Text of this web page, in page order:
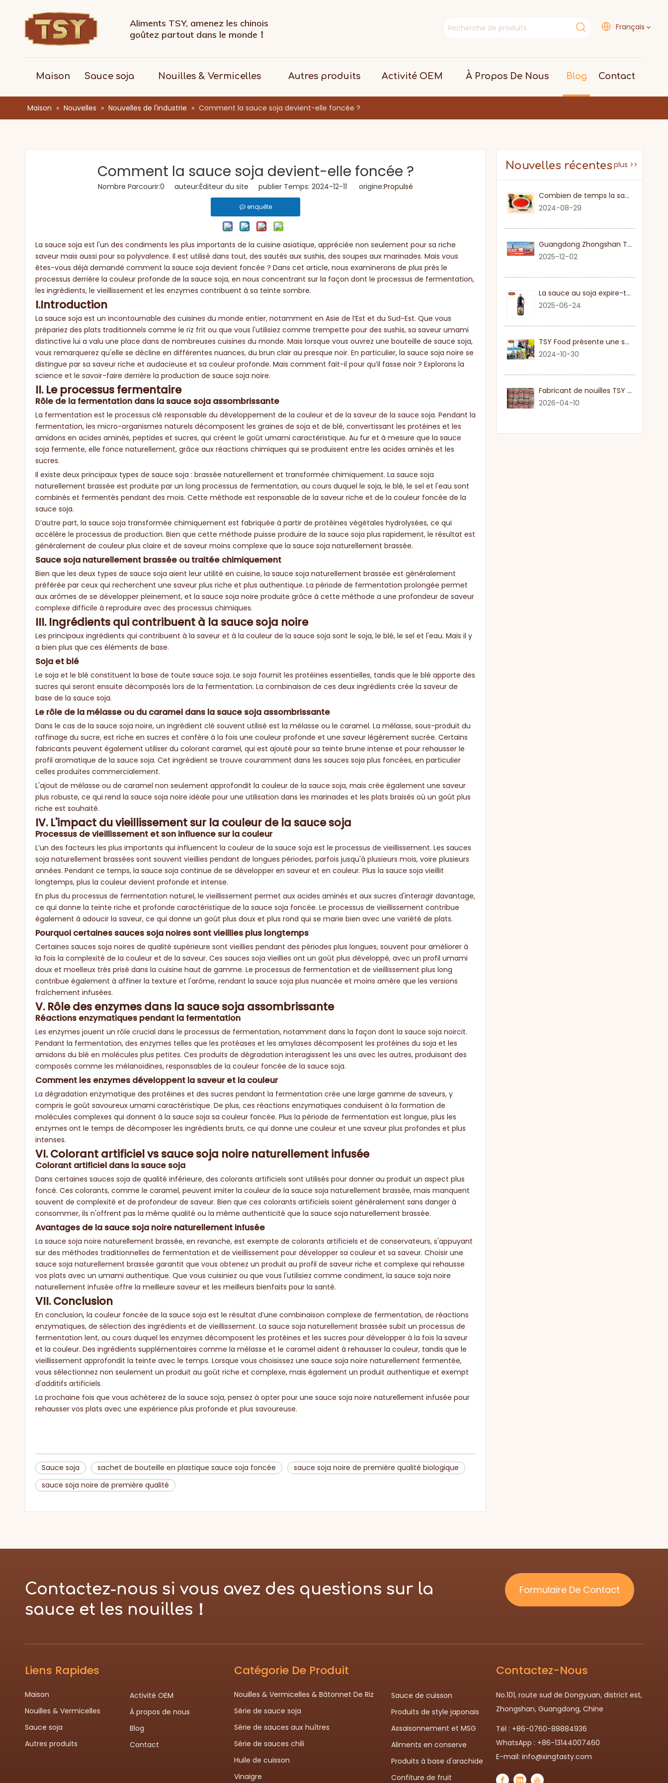
Aliments TSY, amenez les chinois
goûtez partout dans le monde！
Français
Maison Sauce soja Nouilles & Vermicelles Autres produits Activité OEM À Propos De Nous Blog Contact
Maison » Nouvelles » Nouvelles de l'industrie » Comment la sauce soja devient-elle foncée ?
Comment la sauce soja devient-elle foncée ?
Nombre Parcourir:0 auteur:Éditeur du site publier Temps: 2024-12-11 origine:Propulsé
enquête
La sauce soja est l'un des condiments les plus importants de la cuisine asiatique, appréciée non seulement pour sa riche
saveur mais aussi pour sa polyvalence. Il est utilisé dans tout, des sautés aux sushis, des soupes aux marinades. Mais vous
êtes-vous déjà demandé comment la sauce soja devient foncée ? Dans cet article, nous examinerons de plus près le
processus derrière la couleur profonde de la sauce soja, en nous concentrant sur la façon dont le processus de fermentation,
les ingrédients, le vieillissement et les enzymes contribuent à sa teinte sombre.
I.Introduction
La sauce soja est un incontournable des cuisines du monde entier, notamment en Asie de l’Est et du Sud-Est. Que vous
prépariez des plats traditionnels comme le riz frit ou que vous l'utilisiez comme trempette pour des sushis, sa saveur umami
distinctive lui a valu une place dans de nombreuses cuisines du monde. Mais lorsque vous ouvrez une bouteille de sauce soja,
vous remarquerez qu'elle se décline en différentes nuances, du brun clair au presque noir. En particulier, la sauce soja noire se
distingue par sa saveur riche et audacieuse et sa couleur profonde. Mais comment fait-il pour qu’il fasse noir ? Explorons la
science et le savoir-faire derrière la production de sauce soja noire.
II. Le processus fermentaire
Rôle de la fermentation dans la sauce soja assombrissante
La fermentation est le processus clé responsable du développement de la couleur et de la saveur de la sauce soja. Pendant la
fermentation, les micro-organismes naturels décomposent les graines de soja et de blé, convertissant les protéines et les
amidons en acides aminés, peptides et sucres, qui créent le goût umami caractéristique. Au fur et à mesure que la sauce
soja fermente, elle fonce naturellement, grâce aux réactions chimiques qui se produisent entre les acides aminés et les
sucres.
Il existe deux principaux types de sauce soja : brassée naturellement et transformée chimiquement. La sauce soja
naturellement brassée est produite par un long processus de fermentation, au cours duquel le soja, le blé, le sel et l'eau sont
combinés et fermentés pendant des mois. Cette méthode est responsable de la saveur riche et de la couleur foncée de la
sauce soja.
D’autre part, la sauce soja transformée chimiquement est fabriquée à partir de protéines végétales hydrolysées, ce qui
accélère le processus de production. Bien que cette méthode puisse produire de la sauce soja plus rapidement, le résultat est
généralement de couleur plus claire et de saveur moins complexe que la sauce soja naturellement brassée.
Sauce soja naturellement brassée ou traitée chimiquement
Bien que les deux types de sauce soja aient leur utilité en cuisine, la sauce soja naturellement brassée est généralement
préférée par ceux qui recherchent une saveur plus riche et plus authentique. La période de fermentation prolongée permet
aux arômes de se développer pleinement, et la sauce soja noire produite grâce à cette méthode a une profondeur de saveur
complexe difficile à reproduire avec des processus chimiques.
III. Ingrédients qui contribuent à la sauce soja noire
Les principaux ingrédients qui contribuent à la saveur et à la couleur de la sauce soja sont le soja, le blé, le sel et l'eau. Mais il y
a bien plus que ces éléments de base.
Soja et blé
Le soja et le blé constituent la base de toute sauce soja. Le soja fournit les protéines essentielles, tandis que le blé apporte des
sucres qui seront ensuite décomposés lors de la fermentation. La combinaison de ces deux ingrédients crée la saveur de
base de la sauce soja.
Le rôle de la mélasse ou du caramel dans la sauce soja assombrissante
Dans le cas de la sauce soja noire, un ingrédient clé souvent utilisé est la mélasse ou le caramel. La mélasse, sous-produit du
raffinage du sucre, est riche en sucres et confère à la fois une couleur profonde et une saveur légèrement sucrée. Certains
fabricants peuvent également utiliser du colorant caramel, qui est ajouté pour sa teinte brune intense et pour rehausser le
profil aromatique de la sauce soja. Cet ingrédient se trouve couramment dans les sauces soja plus foncées, en particulier
celles produites commercialement.
L'ajout de mélasse ou de caramel non seulement approfondit la couleur de la sauce soja, mais crée également une saveur
plus robuste, ce qui rend la sauce soja noire idéale pour une utilisation dans les marinades et les plats braisés où un goût plus
riche est souhaité.
IV. L'impact du vieillissement sur la couleur de la sauce soja
Processus de vieillissement et son influence sur la couleur
L’un des facteurs les plus importants qui influencent la couleur de la sauce soja est le processus de vieillissement. Les sauces
soja naturellement brassées sont souvent vieillies pendant de longues périodes, parfois jusqu'à plusieurs mois, voire plusieurs
années. Pendant ce temps, la sauce soja continue de se développer en saveur et en couleur. Plus la sauce soja vieillit
longtemps, plus la couleur devient profonde et intense.
En plus du processus de fermentation naturel, le vieillissement permet aux acides aminés et aux sucres d'interagir davantage,
ce qui donne la teinte riche et profonde caractéristique de la sauce soja foncée. Le processus de vieillissement contribue
également à adoucir la saveur, ce qui donne un goût plus doux et plus rond qui se marie bien avec une variété de plats.
Pourquoi certaines sauces soja noires sont vieillies plus longtemps
Certaines sauces soja noires de qualité supérieure sont vieillies pendant des périodes plus longues, souvent pour améliorer à
la fois la complexité de la couleur et de la saveur. Ces sauces soja vieillies ont un goût plus développé, avec un profil umami
doux et moelleux très prisé dans la cuisine haut de gamme. Le processus de fermentation et de vieillissement plus long
contribue également à affiner la texture et l'arôme, rendant la sauce soja plus nuancée et moins amère que les versions
fraîchement infusées.
V. Rôle des enzymes dans la sauce soja assombrissante
Réactions enzymatiques pendant la fermentation
Les enzymes jouent un rôle crucial dans le processus de fermentation, notamment dans la façon dont la sauce soja noircit.
Pendant la fermentation, des enzymes telles que les protéases et les amylases décomposent les protéines du soja et les
amidons du blé en molécules plus petites. Ces produits de dégradation interagissent les uns avec les autres, produisant des
composés comme les mélanoïdines, responsables de la couleur foncée de la sauce soja.
Comment les enzymes développent la saveur et la couleur
La dégradation enzymatique des protéines et des sucres pendant la fermentation crée une large gamme de saveurs, y
compris le goût savoureux umami caractéristique. De plus, ces réactions enzymatiques conduisent à la formation de
molécules complexes qui donnent à la sauce soja sa couleur foncée. Plus la période de fermentation est longue, plus les
enzymes ont le temps de décomposer les ingrédients bruts, ce qui donne une couleur et une saveur plus profondes et plus
intenses.
VI. Colorant artificiel vs sauce soja noire naturellement infusée
Colorant artificiel dans la sauce soja
Dans certaines sauces soja de qualité inférieure, des colorants artificiels sont utilisés pour donner au produit un aspect plus
foncé. Ces colorants, comme le caramel, peuvent imiter la couleur de la sauce soja naturellement brassée, mais manquent
souvent de complexité et de profondeur de saveur. Bien que ces colorants artificiels soient généralement sans danger à
consommer, ils n'offrent pas la même qualité ou la même authenticité que la sauce soja naturellement brassée.
Avantages de la sauce soja noire naturellement infusée
La sauce soja noire naturellement brassée, en revanche, est exempte de colorants artificiels et de conservateurs, s'appuyant
sur des méthodes traditionnelles de fermentation et de vieillissement pour développer sa couleur et sa saveur. Choisir une
sauce soja naturellement brassée garantit que vous obtenez un produit au profil de saveur riche et complexe qui rehausse
vos plats avec un umami authentique. Que vous cuisiniez ou que vous l'utilisiez comme condiment, la sauce soja noire
naturellement infusée offre la meilleure saveur et les meilleurs bienfaits pour la santé.
VII. Conclusion
En conclusion, la couleur foncée de la sauce soja est le résultat d’une combinaison complexe de fermentation, de réactions
enzymatiques, de sélection des ingrédients et de vieillissement. La sauce soja naturellement brassée subit un processus de
fermentation lent, au cours duquel les enzymes décomposent les protéines et les sucres pour développer à la fois la saveur
et la couleur. Des ingrédients supplémentaires comme la mélasse et le caramel aident à rehausser la couleur, tandis que le
vieillissement approfondit la teinte avec le temps. Lorsque vous choisissez une sauce soja noire naturellement fermentée,
vous sélectionnez non seulement un produit au goût riche et complexe, mais également un produit authentique et exempt
d'additifs artificiels.
La prochaine fois que vous achèterez de la sauce soja, pensez à opter pour une sauce soja noire naturellement infusée pour
rehausser vos plats avec une expérience plus profonde et plus savoureuse.
Sauce soja sachet de bouteille en plastique sauce soja foncée
sauce soja noire de première qualité biologique
sauce soja noire de première qualité
Nouvelles récentesplus >>
Combien de temps la sauce au piment sucré
2024-08-29
Guangdong Zhongshan TSY Food vous invite sincèrement à visiter l'exposition Gulfood de Dubaï 2026
2025-12-02
La sauce au soja expire-t-elle?
2025-06-24
TSY Food présente une sauce soja authentique au SIAL PARIS 2024
2024-10-30
Fabricant de nouilles TSY haut de gamme dans le Guangdong
2026-04-10
Contactez-nous si vous avez des questions sur la
sauce et les nouilles！
Formulaire De Contact
Liens Rapides
Maison
Nouilles & Vermicelles
Sauce soja
Autres produits
Activité OEM
À propos de nous
Blog
Contact
Catégorie De Produit
Nouilles & Vermicelles & Bâtonnet De Riz
Série de sauce soja
Série de sauces aux huîtres
Série de sauces chili
Huile de cuisson
Vinaigre
Sauce de cuisson
Produits de style japonais
Assaisonnement et MSG
Aliments en conserve
Produits à base d'arachide
Confiture de fruit
Contactez-Nous
No.101, route sud de Dongyuan, district est,
Zhongshan, Guangdong, Chine
Tél : +86-0760-88884936
WhatsApp : +86-13144007460
E-mail: info@xingtasty.com